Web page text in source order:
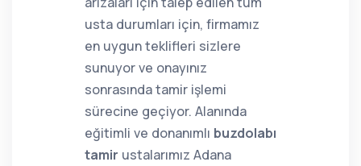
usta durumları için, firmamız
en uygun teklifleri sizlere
sunuyor ve onayınız
sonrasında tamir işlemi
sürecine geçiyor. Alanında
eğitimli ve donanımlı buzdolabı
tamir ustalarımız Adana